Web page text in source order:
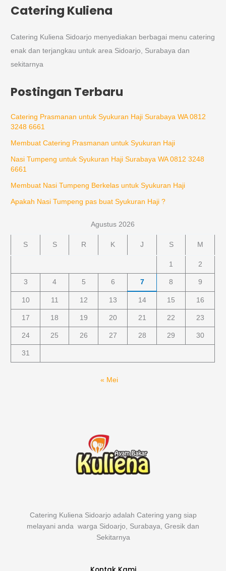
Catering Kuliena
Catering Kuliena Sidoarjo menyediakan berbagai menu catering
enak dan terjangkau untuk area Sidoarjo, Surabaya dan
sekitarnya
Postingan Terbaru
Catering Prasmanan untuk Syukuran Haji Surabaya WA 0812
3248 6661
Membuat Catering Prasmanan untuk Syukuran Haji
Nasi Tumpeng untuk Syukuran Haji Surabaya WA 0812 3248
6661
Membuat Nasi Tumpeng Berkelas untuk Syukuran Haji
Apakah Nasi Tumpeng pas buat Syukuran Haji ?
Agustus 2026
S S R K J S M
1 2
3 4 5 6 7 8 9
10 11 12 13 14 15 16
17 18 19 20 21 22 23
24 25 26 27 28 29 30
31
« Mei
Catering Kuliena Sidoarjo adalah Catering yang siap
melayani anda warga Sidoarjo, Surabaya, Gresik dan
Sekitarnya